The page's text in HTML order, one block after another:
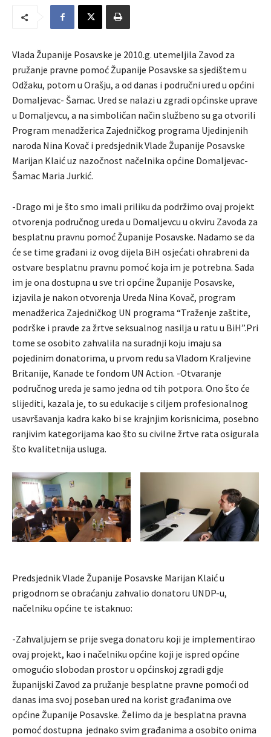
Vlada Županije Posavske je 2010.g. utemeljila Zavod za
pružanje pravne pomoć Županije Posavske sa sjedištem u
Odžaku, potom u Orašju, a od danas i područni ured u općini
Domaljevac- Šamac. Ured se nalazi u zgradi općinske uprave
u Domaljevcu, a na simboličan način službeno su ga otvorili
Program menadžerica Zajedničkog programa Ujedinjenih
naroda Nina Kovač i predsjednik Vlade Županije Posavske
Marijan Klaić uz nazočnost načelnika općine Domaljevac-
Šamac Maria Jurkić.
-Drago mi je što smo imali priliku da podržimo ovaj projekt
otvorenja područnog ureda u Domaljevcu u okviru Zavoda za
besplatnu pravnu pomoć Županije Posavske. Nadamo se da
će se time građani iz ovog dijela BiH osjećati ohrabreni da
ostvare besplatnu pravnu pomoć koja im je potrebna. Sada
im je ona dostupna u sve tri općine Županije Posavske,
izjavila je nakon otvorenja Ureda Nina Kovač, program
menadžerica Zajedničkog UN programa “Traženje zaštite,
podrške i pravde za žrtve seksualnog nasilja u ratu u BiH”.Pri
tome se osobito zahvalila na suradnji koju imaju sa
pojedinim donatorima, u prvom redu sa Vladom Kraljevine
Britanije, Kanade te fondom UN Action. -Otvaranje
područnog ureda je samo jedna od tih potpora. Ono što će
slijediti, kazala je, to su edukacije s ciljem profesionalnog
usavršavanja kadra kako bi se krajnjim korisnicima, posebno
ranjivim kategorijama kao što su civilne žrtve rata osigurala
što kvalitetnija usluga.
Predsjednik Vlade Županije Posavske Marijan Klaić u
prigodnom se obraćanju zahvalio donatoru UNDP-u,
načelniku općine te istaknuo:
-Zahvaljujem se prije svega donatoru koji je implementirao
ovaj projekt, kao i načelniku općine koji je ispred općine
omogućio slobodan prostor u općinskoj zgradi gdje
županijski Zavod za pružanje besplatne pravne pomoći od
danas ima svoj poseban ured na korist građanima ove
općine Županije Posavske. Želimo da je besplatna pravna
pomoć dostupna jednako svim građanima a osobito onima